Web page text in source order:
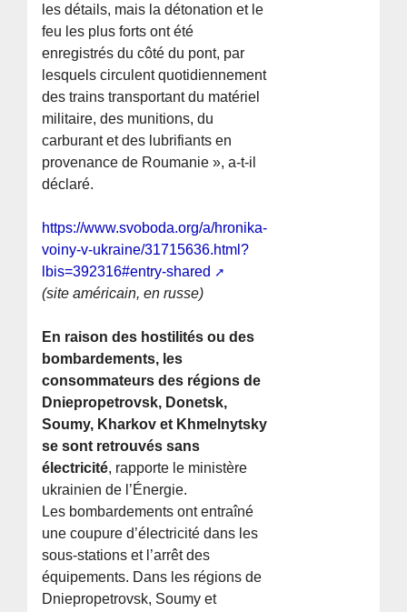
les détails, mais la détonation et le
feu les plus forts ont été
enregistrés du côté du pont, par
lesquels circulent quotidiennement
des trains transportant du matériel
militaire, des munitions, du
carburant et des lubrifiants en
provenance de Roumanie », a-t-il
déclaré.
https://www.svoboda.org/a/hronika-
voiny-v-ukraine/31715636.html?
lbis=392316#entry-shared
(site américain, en russe)
En raison des hostilités ou des
bombardements, les
consommateurs des régions de
Dniepropetrovsk, Donetsk,
Soumy, Kharkov et Khmelnytsky
se sont retrouvés sans
électricité, rapporte le ministère
ukrainien de l’Énergie.
Les bombardements ont entraîné
une coupure d’électricité dans les
sous-stations et l’arrêt des
équipements. Dans les régions de
Dniepropetrovsk, Soumy et